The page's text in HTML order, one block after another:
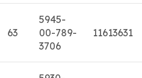
63
5945-
00-789-
3706
11613631